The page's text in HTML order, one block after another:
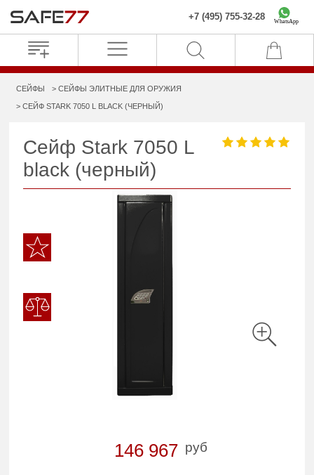
+7 (495) 755-32-28 WhatsApp
СЕЙФЫ СЕЙФЫ ЭЛИТНЫЕ ДЛЯ ОРУЖИЯ
СЕЙФ STARK 7050 L BLACK (ЧЕРНЫЙ)
Сейф Stark 7050 L
black (черный)
146 967 руб